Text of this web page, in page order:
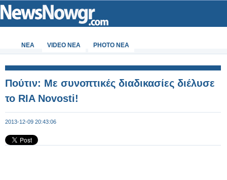
ΝΕΑ VIDEO NEA PHOTO NEA
Πούτιν: Με συνοπτικές διαδικασίες διέλυσε
το RIA Novosti!
2013-12-09 20:43:06